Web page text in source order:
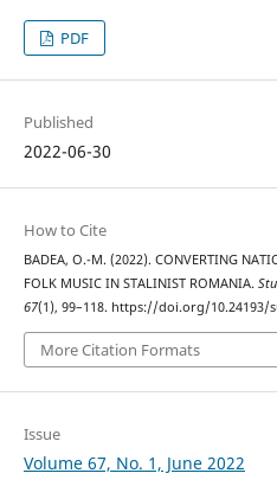
PDF
Published
2022-06-30
How to Cite
BADEA, O.-M. (2022). CONVERTING
FOLK MUSIC IN STALINIST ROMANIA.
67(1), 99–118. https://doi.org/10.24193/
More Citation Formats
Issue
Volume 67, No. 1, June 2022